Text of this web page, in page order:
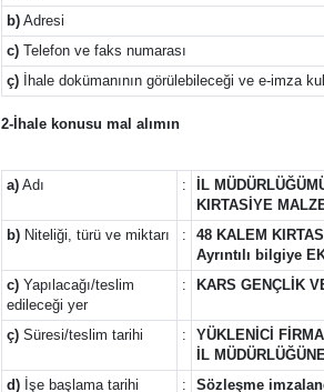
b) Adresi
c) Telefon ve faks numarası
ç) İhale dokümanının görülebileceği ve e-imza
2-İhale konusu mal alımın
a) Adı :
İL
KIRTASİYE
b) Niteliği, türü ve miktarı :
48 KALEM
Ayrıntılı bilgiye
c) Yapılacağı/teslim
edileceği yer
: KARS GENÇLİK
ç) Süresi/teslim tarihi :
YÜKLENİCİ
İL
d) İşe başlama tarihi : Sözleşme